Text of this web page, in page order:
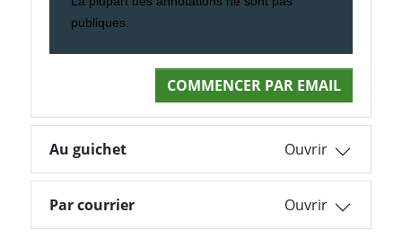
publiques.
COMMENCER PAR EMAIL
Au guichet
Par courrier